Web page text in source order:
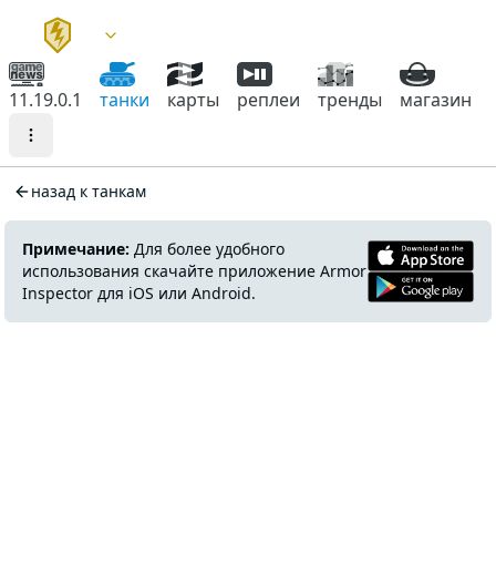
11.19.0.1 танки карты реплеи тренды магазин
назад к танкам
Примечание: Для более удобного
использования скачайте приложение Armor
Inspector для iOS или Android.